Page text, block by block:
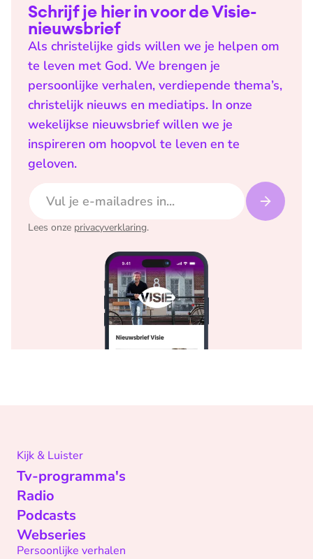
Schrijf je hier in voor de Visie-
nieuwsbrief
Als christelijke gids willen we je helpen om
te leven met God. We brengen je
persoonlijke verhalen, verdiepende thema’s,
christelijk nieuws en mediatips. In onze
wekelijkse nieuwsbrief willen we je
inspireren om hoopvol te leven en te
geloven.
Lees onze privacyverklaring.
Kijk & Luister
Tv-programma's
Radio
Podcasts
Webseries
Persoonlijke verhalen